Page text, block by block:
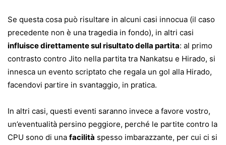
Se questa cosa può risultare in alcuni casi innocua (il caso
precedente non è una tragedia in fondo), in altri casi
influisce direttamente sul risultato della partita: al primo
contrasto contro Jito nella partita tra Nankatsu e Hirado, si
innesca un evento scriptato che regala un gol alla Hirado,
facendovi partire in svantaggio, in pratica.
In altri casi, questi eventi saranno invece a favore vostro,
un’eventualità persino peggiore, perché le partite contro la
CPU sono di una facilità spesso imbarazzante, per cui ci si